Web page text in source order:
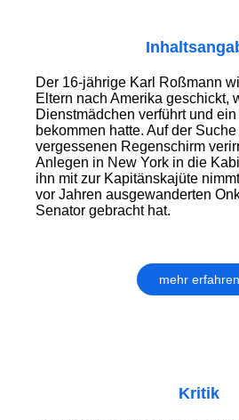
Der 16-jährige Karl Roßmann
Eltern nach Amerika geschickt,
Dienstmädchen verführt und
bekommen hatte. Auf der
vergessenen Regenschirm
Anlegen in New York in die
ihn mit zur Kapitänskajüte
vor Jahren ausgewanderten
Senator gebracht hat.
mehr erfahren
Kritik